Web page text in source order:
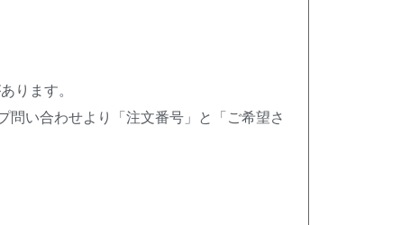
ります。
い合わせより「注文番号」と「ご希望さ